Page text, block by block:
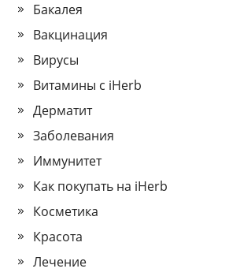
Бакалея
Вакцинация
Вирусы
Витамины с iHerb
Дерматит
Заболевания
Иммунитет
Как покупать на iHerb
Косметика
Красота
Лечение